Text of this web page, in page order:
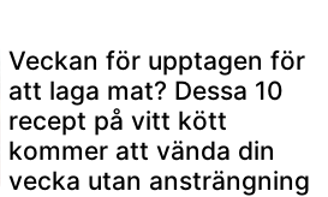
Veckan för upptagen för
att laga mat? Dessa 10
recept på vitt kött
kommer att vända din
vecka utan ansträngning